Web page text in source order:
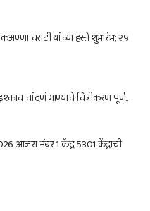
चराटी यांच्या हस्ते शुभारंभ; २५
चांदणं गाण्याचे चित्रीकरण पूर्ण..
आजरा नंबर 1 केंद्र 5301 केंद्राची